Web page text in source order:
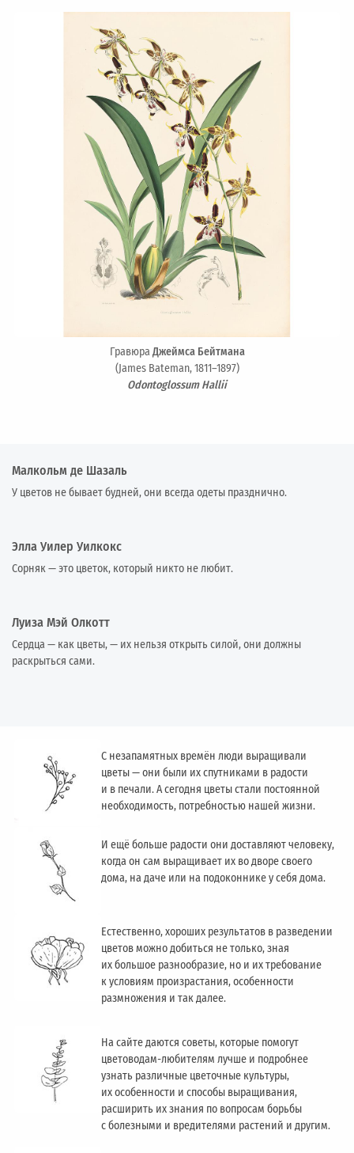
ГравюраДжеймса Бейтмана
(James Bateman, 1811–1897)
Odontoglossum Hallii
Малкольм де Шазаль
У цветов не бывает будней, они всегда одеты празднично.
Элла Уилер Уилкокс
Сорняк — это цветок, который никто не любит.
Луиза Мэй Олкотт
Сердца — как цветы, — их нельзя открыть силой, они должны
раскрыться сами.
С незапамятных времён люди выращивали
цветы — они были их спутниками в радости
и в печали. А сегодня цветы стали постоянной
необходимость, потребностью нашей жизни.
И ещё больше радости они доставляют человеку,
когда он сам выращивает их во дворе своего
дома, на даче или на подоконнике у себя дома.
Естественно, хороших результатов в разведении
цветов можно добиться не только, зная
их большое разнообразие, но и их требование
к условиям произрастания, особенности
размножения и так далее.
На сайте даются советы, которые помогут
цветоводам-любителям лучше и подробнее
узнать различные цветочные культуры,
их особенности и способы выращивания,
расширить их знания по вопросам борьбы
с болезными и вредителями растений и другим.